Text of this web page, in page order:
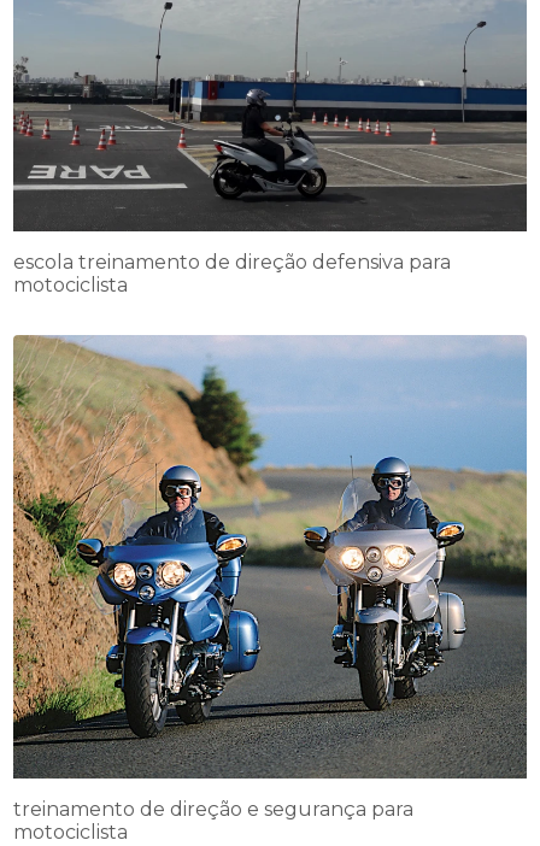
escola treinamento de direção defensiva para
motociclista
treinamento de direção e segurança para
motociclista